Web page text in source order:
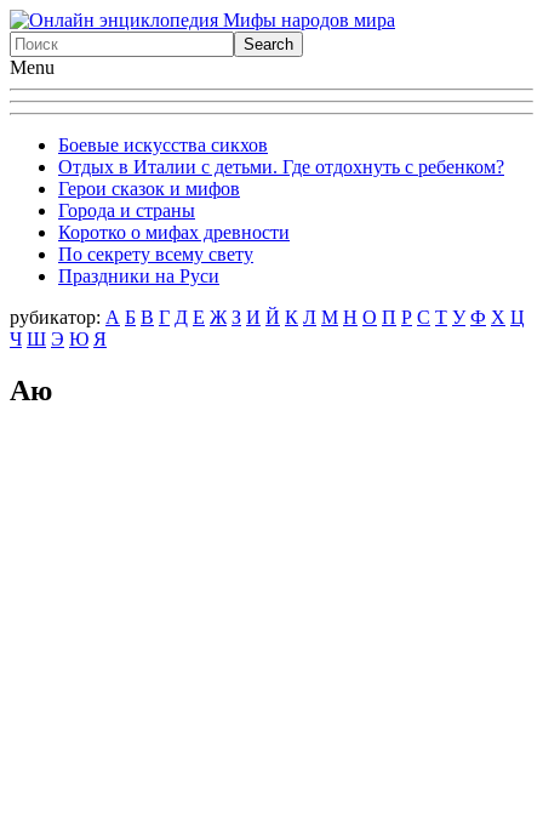
Menu
Боевые искусства сикхов
Отдых в Италии с детьми. Где отдохнуть с ребенком?
Герои сказок и мифов
Города и страны
Коротко о мифах древности
По секрету всему свету
Праздники на Руси
рубикатор: А Б В Г Д Е Ж З И Й К Л М Н О П Р С Т У Ф X Ц
Ч Ш Э Ю Я
Аю